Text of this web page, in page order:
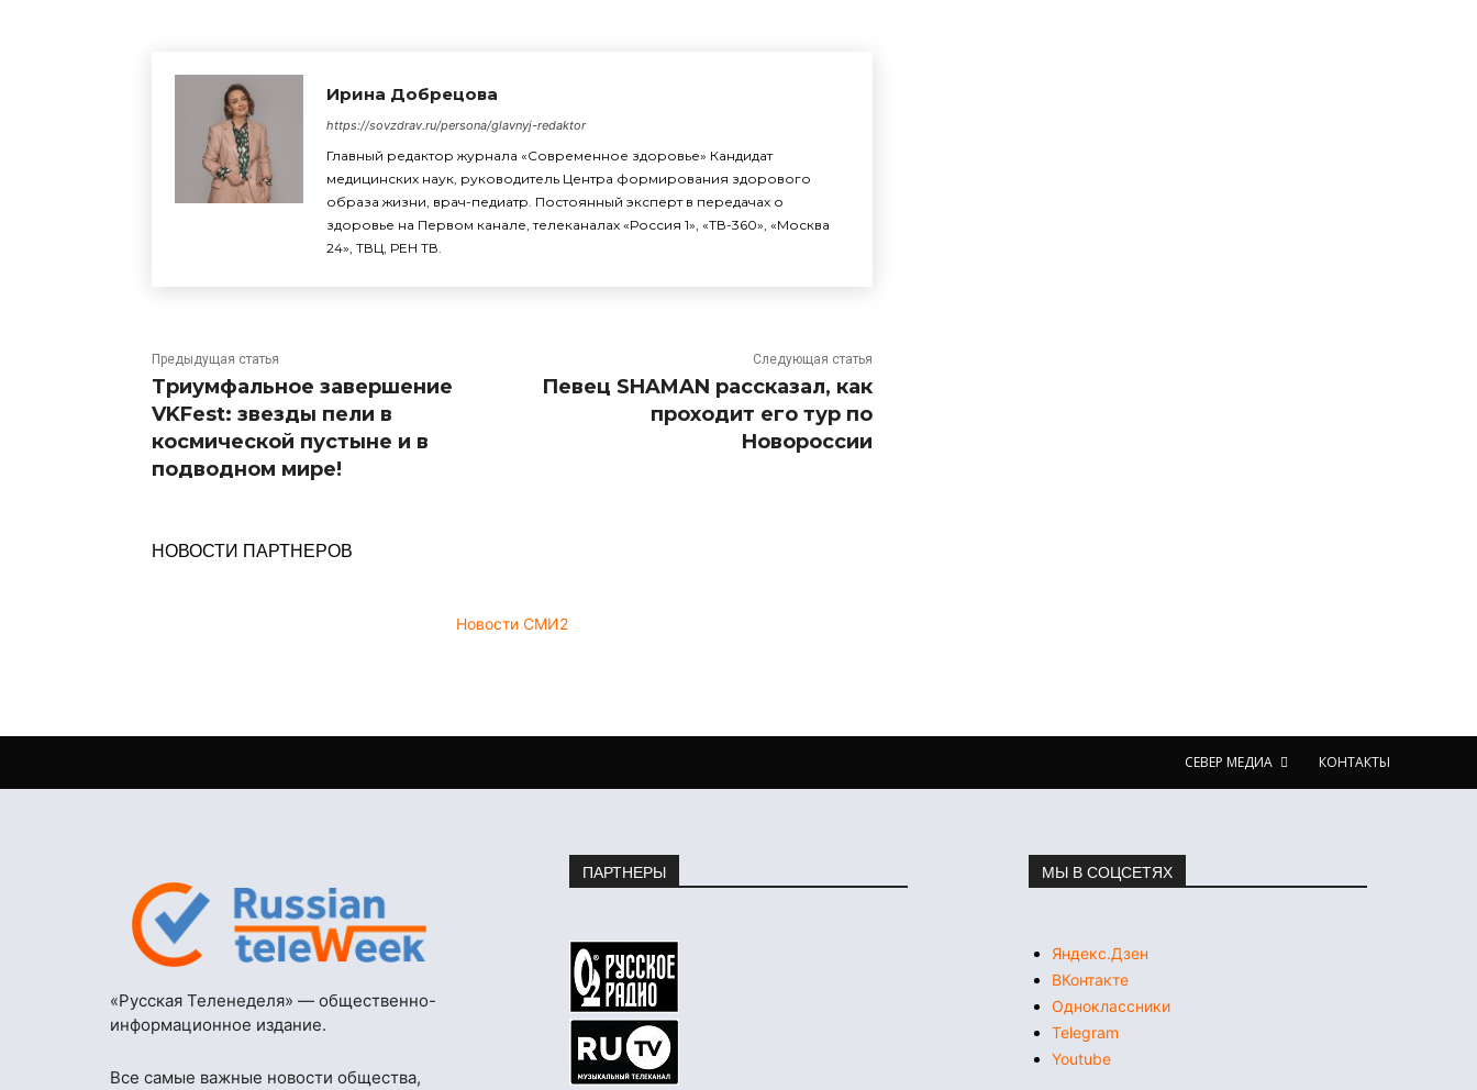
Ирина Добрецова
https://sovzdrav.ru/persona/glavnyj-redaktor
Главный редактор журнала «Современное здоровье» Кандидат
медицинских наук, руководитель Центра формирования здорового
образа жизни, врач-педиатр. Постоянный эксперт в передачах о
здоровье на Первом канале, телеканалах «Россия 1», «ТВ-360», «Москва
24», ТВЦ, РЕН ТВ.
Предыдущая статья
Триумфальное завершение
VKFest: звезды пели в
космической пустыне и в
подводном мире!
Следующая статья
Певец SHAMAN рассказал, как
проходит его тур по
Новороссии
НОВОСТИ ПАРТНЕРОВ
Новости СМИ2
СЕВЕР МЕДИА КОНТАКТЫ
«Русская Теленеделя» — общественно-
информационное издание.
Все самые важные новости общества,
ПАРТНЕРЫ МЫ В СОЦСЕТЯХ
Яндекс.Дзен
ВКонтакте
Одноклассники
Telegram
Youtube